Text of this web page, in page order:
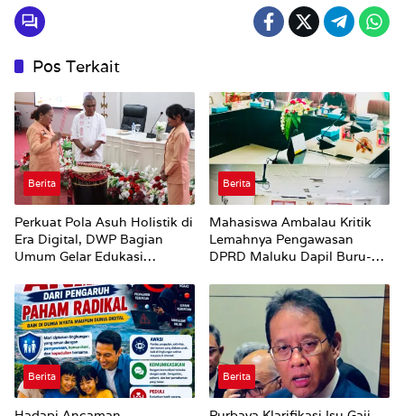
Pos Terkait
Berita
Perkuat Pola Asuh Holistik di
Era Digital, DWP Bagian
Umum Gelar Edukasi
Berita
Mahasiswa Ambalau Kritik
Lemahnya Pengawasan
DPRD Maluku Dapil Buru-
Perubahan Status Jalan
Berita Berita